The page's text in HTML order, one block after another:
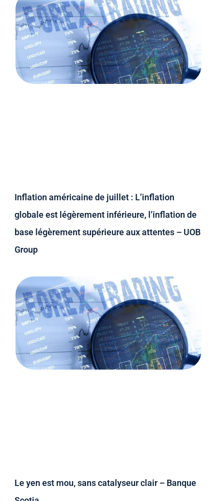
Inflation américaine de juillet : L’inflation
globale est légèrement inférieure, l’inflation de
base légèrement supérieure aux attentes – UOB
Group
Le yen est mou, sans catalyseur clair – Banque